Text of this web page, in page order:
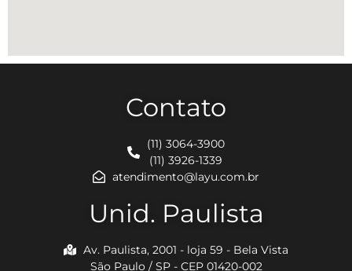
Contato
(11) 3064-3900
(11) 3926-1339
atendimento@layu.com.br
Unid. Paulista
Av. Paulista, 2001 - loja 59 - Bela Vista
São Paulo / SP - CEP 01420-002